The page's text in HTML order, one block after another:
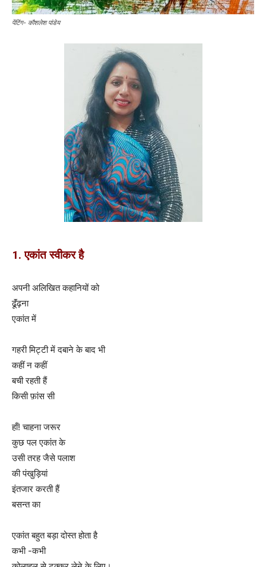
पेंटिंग- कौशलेश पांडेय
1. एकांत स्वीकर है
अपनी अलिखित कहानियों को
ढूॅंढ़ना
एकांत में
गहरी मिट्टी में दबाने के बाद भी
कहीं न कहीं
बची रहती हैं
किसी फ़ांस सी
हाँ! चाहना जरूर
कुछ पल एकांत के
उसी तरह जैसे पलाश
की पंखुड़ियां
इंतजार करती हैं
बसन्त का
एकांत बहुत बड़ा दोस्त होता है
कभी -कभी